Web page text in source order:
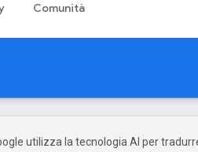
Comunità
utilizza la tecnologia AI per